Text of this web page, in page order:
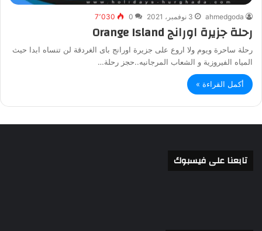
ahmedgoda 3 نوفمبر، 2021 0 7٬030
رحلة جزيرة اورانج Orange Island
رحلة ساحرة ويوم ولا اروع على جزيرة اورانج باى الغردقة لن تنساه ابدا حيث
المياه الفيروزية و الشعاب المرجانيه..حجز رحلة…
أكمل القراءة »
تابعنا على فيسبوك